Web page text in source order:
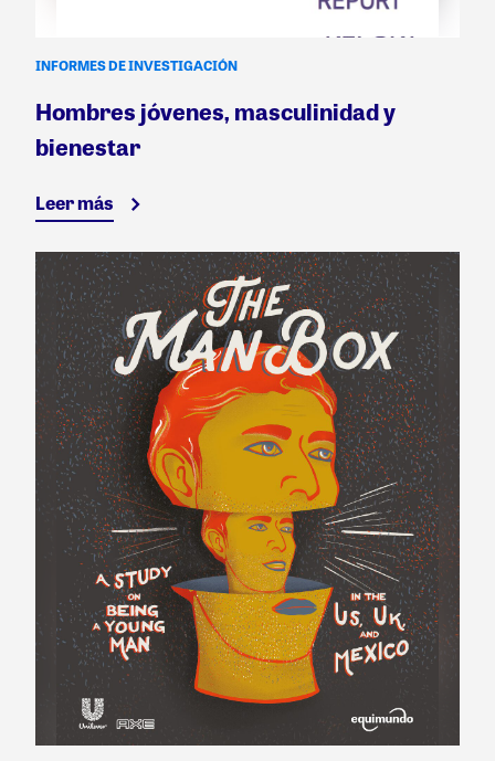
INFORMES DE INVESTIGACIÓN
Hombres jóvenes, masculinidad y
bienestar
Leer más